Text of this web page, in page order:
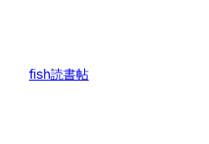
fish読書帖